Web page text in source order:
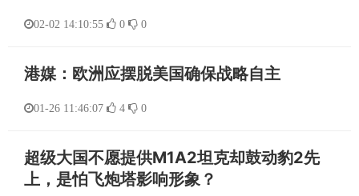
02-02 14:10:55 0 0
港媒：欧洲应摆脱美国确保战略自主
01-26 11:46:07 4 0
超级大国不愿提供M1A2坦克却鼓动豹2先
上，是怕飞炮塔影响形象？